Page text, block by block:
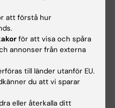
Jägare som såg
och därmed
olika typer av synfel
komplex genetisk
gener i arvsmassan
för synfel kan uppstå
av riskgener.
att förstå hur
för att visa och spåra
annonser från externa
till länder utanför EU.
du att vi sparar
eller återkalla ditt